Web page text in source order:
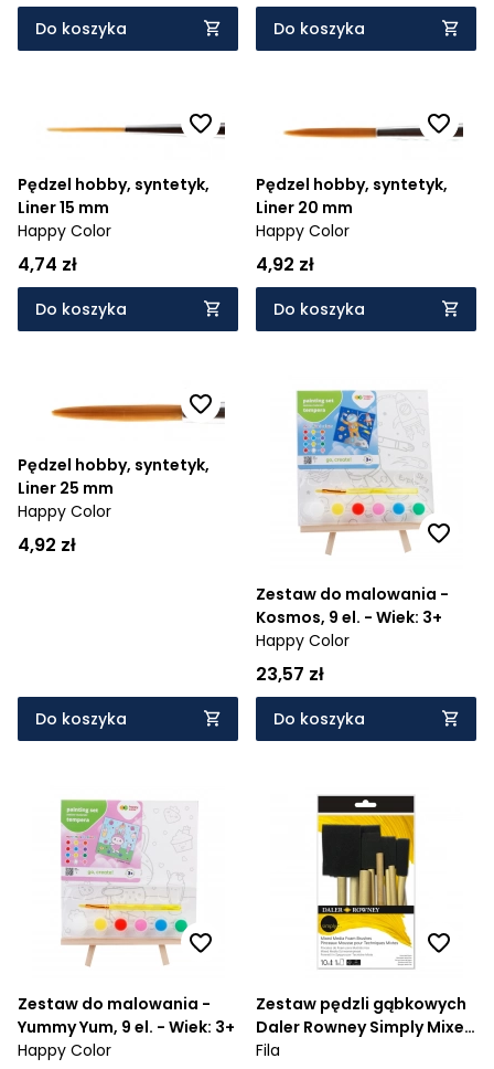
Do koszyka Do koszyka
Pędzel hobby, syntetyk,
Liner 15 mm
Happy Color
4,74 zł
Do koszyka
Pędzel hobby, syntetyk,
Liner 20 mm
Happy Color
4,92 zł
Do koszyka
Pędzel hobby, syntetyk,
Liner 25 mm
Happy Color
4,92 zł
Do koszyka
Zestaw do malowania -
Kosmos, 9 el. - Wiek: 3+
Happy Color
23,57 zł
Do koszyka
Zestaw do malowania -
Yummy Yum, 9 el. - Wiek: 3+
Happy Color
Zestaw pędzli gąbkowych
Daler Rowney Simply Mixed
Media, 10 szt
Fila